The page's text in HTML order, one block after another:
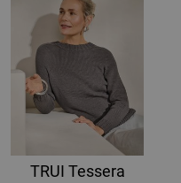
TRUI Tessera